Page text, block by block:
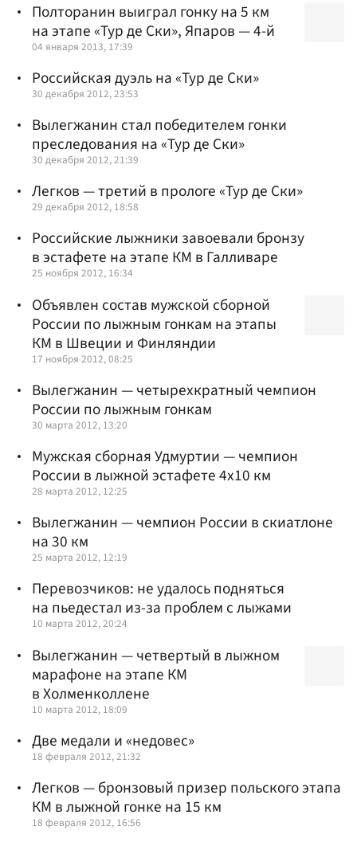
Полторанин выиграл гонку на 5 км
на этапе «Тур де Ски», Япаров — 4-й
04 января 2013, 17:39
Российская дуэль на «Тур де Ски»
30 декабря 2012, 23:53
Вылегжанин стал победителем гонки
преследования на «Тур де Ски»
30 декабря 2012, 21:39
Легков — третий в прологе «Тур де Ски»
29 декабря 2012, 18:58
Российские лыжники завоевали бронзу
в эстафете на этапе КМ в Галливаре
25 ноября 2012, 16:34
Объявлен состав мужской сборной
России по лыжным гонкам на этапы
КМ в Швеции и Финляндии
17 ноября 2012, 08:25
Вылегжанин — четырехкратный чемпион
России по лыжным гонкам
30 марта 2012, 13:20
Мужская сборная Удмуртии — чемпион
России в лыжной эстафете 4х10 км
28 марта 2012, 12:25
Вылегжанин — чемпион России в скиатлоне
на 30 км
25 марта 2012, 12:19
Перевозчиков: не удалось подняться
на пьедестал из-за проблем с лыжами
10 марта 2012, 20:24
Вылегжанин — четвертый в лыжном
марафоне на этапе КМ
в Холменколлене
10 марта 2012, 18:09
Две медали и «недовес»
18 февраля 2012, 21:32
Легков — бронзовый призер польского этапа
КМ в лыжной гонке на 15 км
18 февраля 2012, 16:56